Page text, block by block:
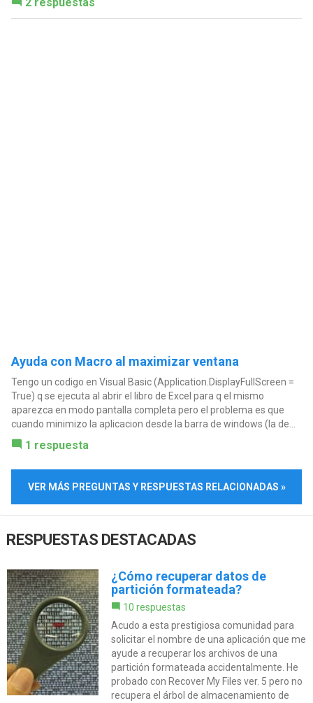
Ayuda con Macro al maximizar ventana
Tengo un codigo en Visual Basic (Application.DisplayFullScreen =
True) q se ejecuta al abrir el libro de Excel para q el mismo
aparezca en modo pantalla completa pero el problema es que
cuando minimizo la aplicacion desde la barra de windows (la de...
1 respuesta
VER MÁS PREGUNTAS Y RESPUESTAS RELACIONADAS »
RESPUESTAS DESTACADAS
¿Cómo recuperar datos de
partición formateada?
10 respuestas
Acudo a esta prestigiosa comunidad para
solicitar el nombre de una aplicación que me
ayude a recuperar los archivos de una
partición formateada accidentalmente. He
probado con Recover My Files ver. 5 pero no
recupera el árbol de almacenamiento de